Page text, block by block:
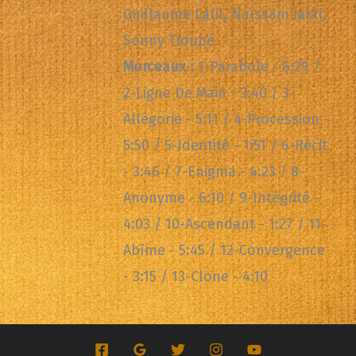
Guillaume Latil, Naïssam Jalal,
Sonny Troupé
Morceaux :1-Parabole - 6:29 /
2-Ligne De Main - 3:40 / 3-
Allégorie - 5:11 / 4-Procession -
5:50 / 5-Identité - 1:51 / 6-Récit
- 3:46 / 7-Enigma - 4:23 / 8-
Anonyme - 6:10 / 9-Intégrité -
4:03 / 10-Ascendant - 1:27 / 11-
Abîme - 5:45 / 12-Convergence
- 3:15 / 13-Clone - 4:10